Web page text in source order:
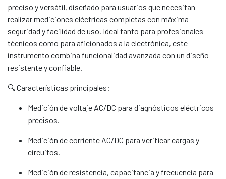
preciso y versátil, diseñado para usuarios que necesitan
realizar mediciones eléctricas completas con máxima
seguridad y facilidad de uso. Ideal tanto para profesionales
técnicos como para aficionados a la electrónica, este
instrumento combina funcionalidad avanzada con un diseño
resistente y confiable.
🔍 Características principales:
Medición de voltaje AC/DC para diagnósticos eléctricos
precisos.
Medición de corriente AC/DC para verificar cargas y
circuitos.
Medición de resistencia, capacitancia y frecuencia para